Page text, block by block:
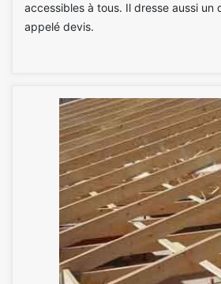
accessibles à tous. Il dresse aussi un
appelé devis.